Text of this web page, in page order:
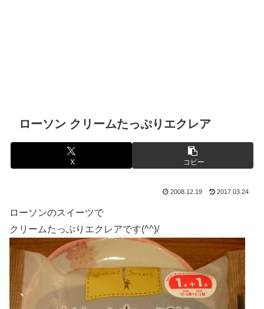
ローソン クリームたっぷりエクレア
X コピー
2008.12.19 2017.03.24
ローソンのスイーツで
クリームたっぷりエクレアです(^^)/